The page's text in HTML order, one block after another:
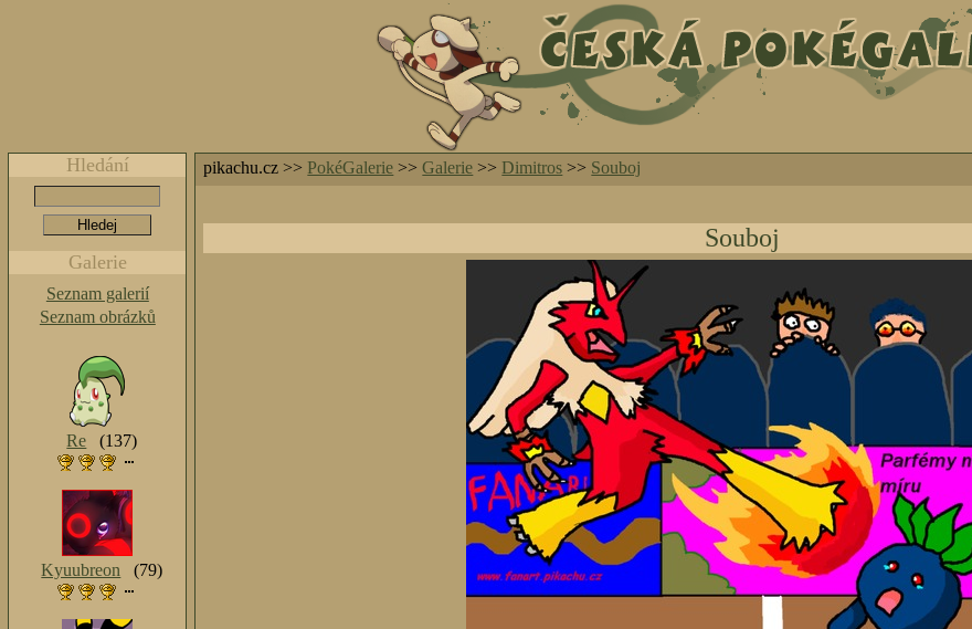
pikachu.cz >>PokéGalerie >>Galerie >>Dimitros >> Souboj
Souboj
Hledání
Galerie
Seznam galerií
Seznam obrázků
Re (137)
Kyuubreon (79)